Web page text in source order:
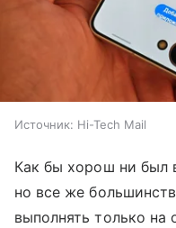
Источник: Hi-Tech Mail
Как бы хорош ни был
но все же
выполнять только на